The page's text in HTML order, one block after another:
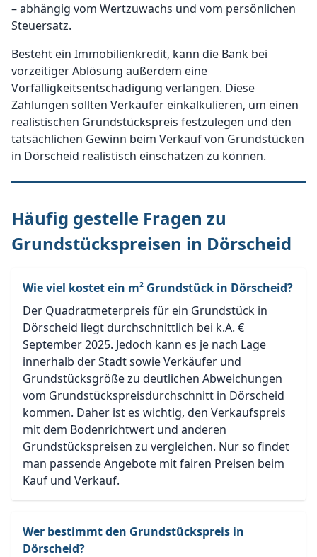
– abhängig vom Wertzuwachs und vom persönlichen
Steuersatz.
Besteht ein Immobilienkredit, kann die Bank bei
vorzeitiger Ablösung außerdem eine
Vorfälligkeitsentschädigung verlangen. Diese
Zahlungen sollten Verkäufer einkalkulieren, um einen
realistischen Grundstückspreis festzulegen und den
tatsächlichen Gewinn beim Verkauf von Grundstücken
in Dörscheid realistisch einschätzen zu können.
Häufig gestelle Fragen zu
Grundstückspreisen in Dörscheid
Wie viel kostet ein m² Grundstück in Dörscheid?
Der Quadratmeterpreis für ein Grundstück in
Dörscheid liegt durchschnittlich bei k.A. €
September 2025. Jedoch kann es je nach Lage
innerhalb der Stadt sowie Verkäufer und
Grundstücksgröße zu deutlichen Abweichungen
vom Grundstückspreisdurchschnitt in Dörscheid
kommen. Daher ist es wichtig, den Verkaufspreis
mit dem Bodenrichtwert und anderen
Grundstückspreisen zu vergleichen. Nur so findet
man passende Angebote mit fairen Preisen beim
Kauf und Verkauf.
Wer bestimmt den Grundstückspreis in
Dörscheid?